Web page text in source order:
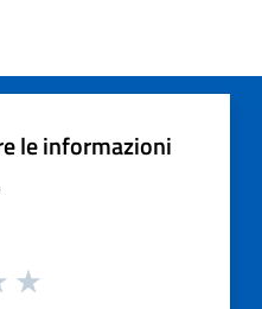
le informazioni